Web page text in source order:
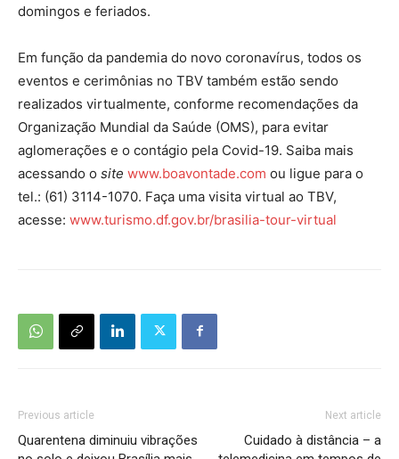
domingos e feriados.
Em função da pandemia do novo coronavírus, todos os
eventos e cerimônias no TBV também estão sendo
realizados virtualmente, conforme recomendações da
Organização Mundial da Saúde (OMS), para evitar
aglomerações e o contágio pela Covid-19. Saiba mais
acessando o site www.boavontade.com ou ligue para o
tel.: (61) 3114-1070. Faça uma visita virtual ao TBV,
acesse: www.turismo.df.gov.br/brasilia-tour-virtual
Previous article
Quarentena diminuiu vibrações
Next article
Cuidado à distância – a